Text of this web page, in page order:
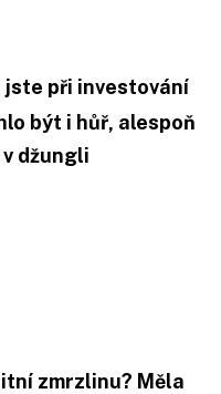
jste při investování
být i hůř, alespoň
džungli
zmrzlinu? Měla